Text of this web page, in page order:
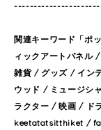
関連キーワード「ポ
ィックアートパネ
雑貨 / グッズ / イン
ウッド / ミュージシ
ラクター / 映画 / ド
keetatatsitthiket /